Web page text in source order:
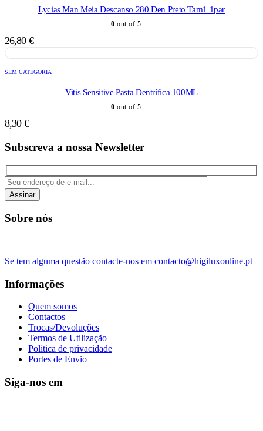
Lycias Man Meia Descanso 280 Den Preto Tam1 1par
0 out of 5
26,80 €
SEM CATEGORIA
Vitis Sensitive Pasta Dentrífica 100ML
0 out of 5
8,30 €
Subscreva a nossa Newsletter
Assinar
Sobre nós
Se tem alguma questão contacte-nos em contacto@higiluxonline.pt
Informações
Quem somos
Contactos
Trocas/Devoluções
Termos de Utilização
Politica de privacidade
Portes de Envio
Siga-nos em